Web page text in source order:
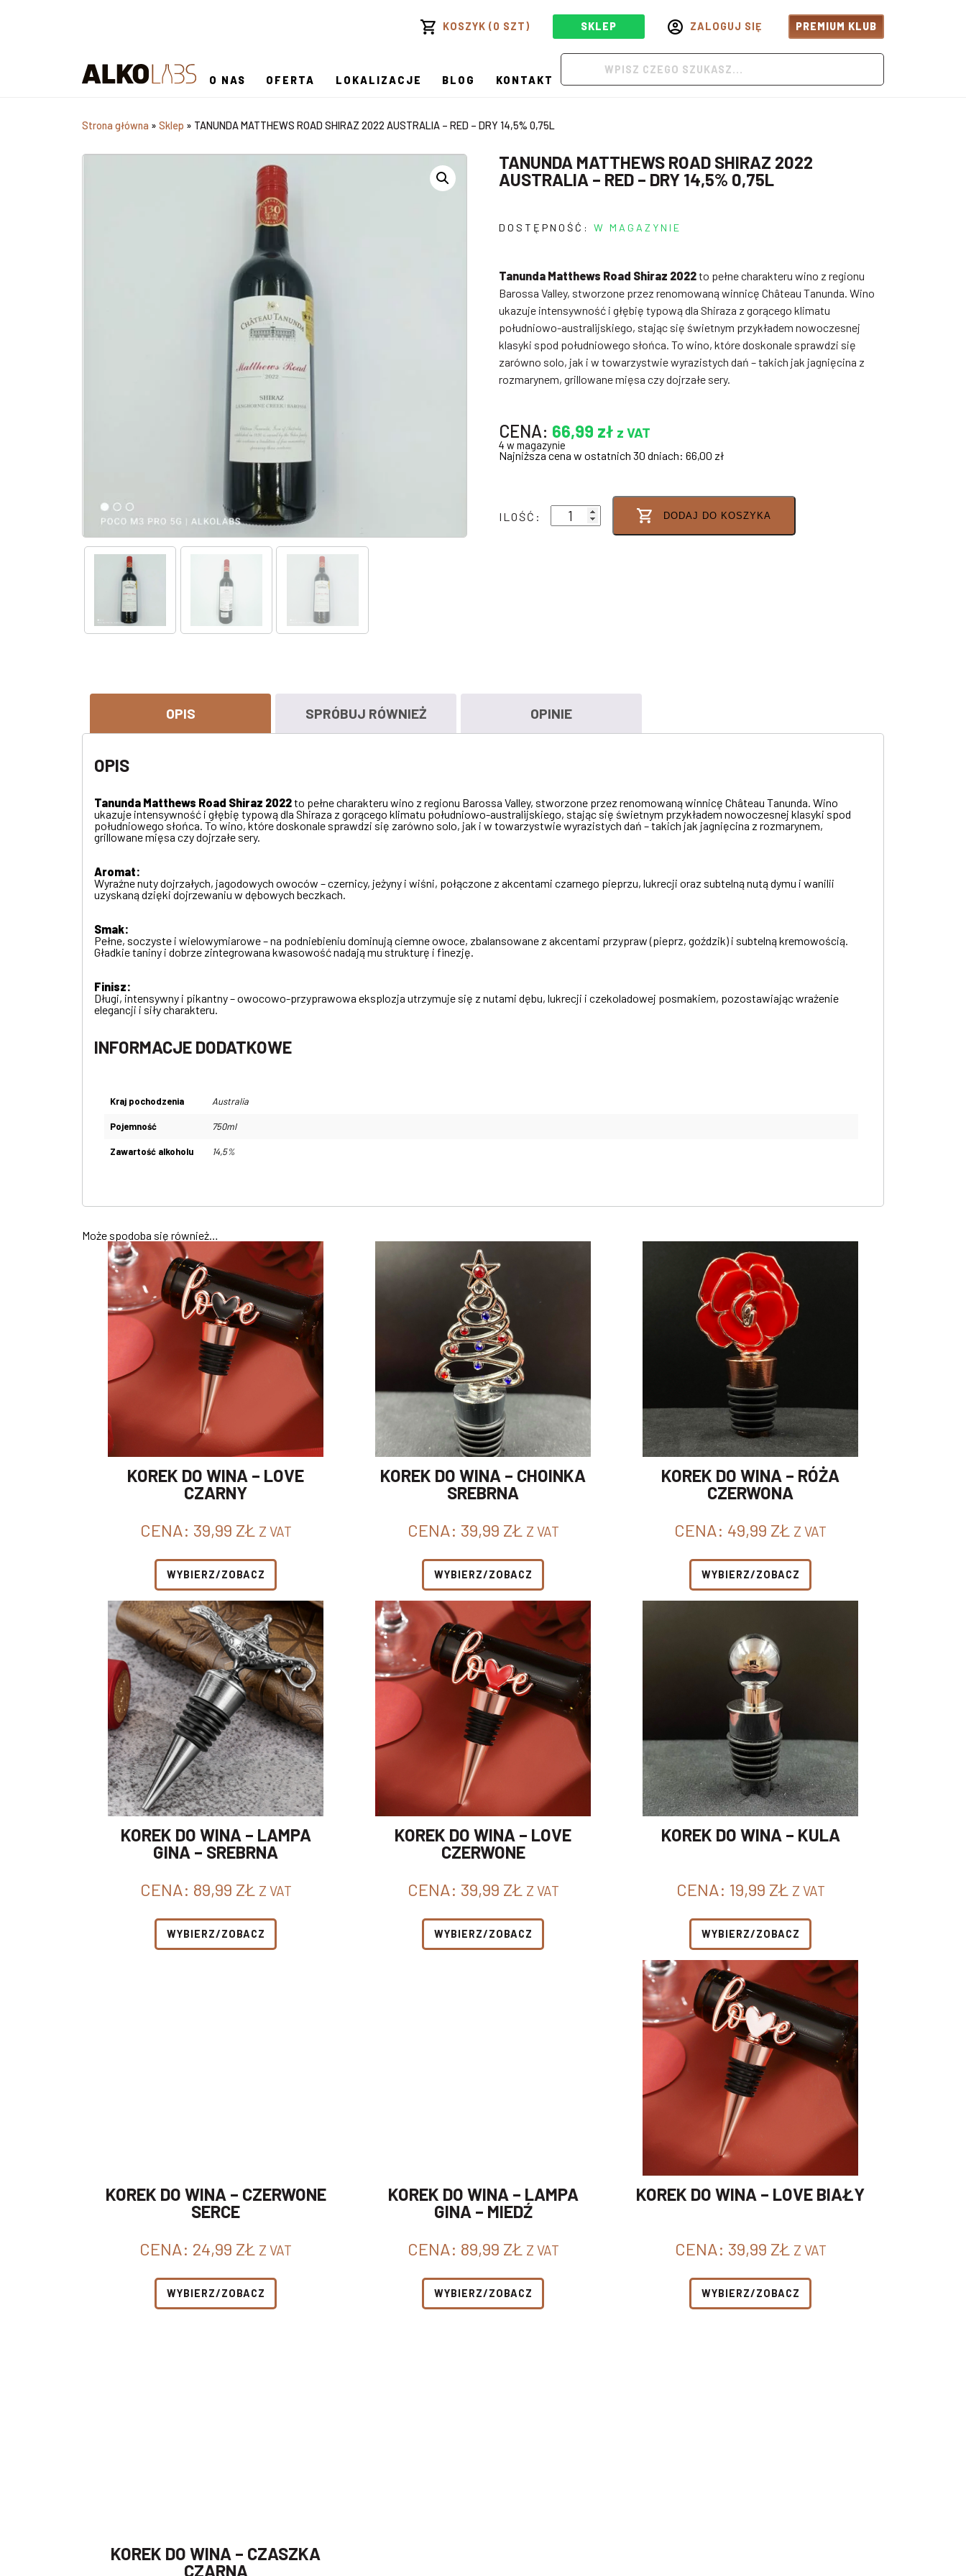
KOSZYK (0 SZT) SKLEP ZALOGUJ SIĘ PREMIUM KLUB
O NAS OFERTA LOKALIZACJE BLOG KONTAKT
Strona główna » Sklep » TANUNDA MATTHEWS ROAD SHIRAZ 2022 AUSTRALIA – RED – DRY 14,5% 0,75L
TANUNDA MATTHEWS ROAD SHIRAZ 2022
AUSTRALIA – RED – DRY 14,5% 0,75L
DOSTĘPNOŚĆ:W MAGAZYNIE
Tanunda Matthews Road Shiraz 2022to pełne charakteru wino z regionu
Barossa Valley, stworzone przez renomowaną winnicę Château Tanunda. Wino
ukazuje intensywność i głębię typową dla Shiraza z gorącego klimatu
południowo-australijskiego, stając się świetnym przykładem nowoczesnej
klasyki spod południowego słońca. To wino, które doskonale sprawdzi się
zarówno solo, jak i w towarzystwie wyrazistych dań – takich jak jagnięcina z
rozmarynem, grillowane mięsa czy dojrzałe sery.
CENA: 66,99 zł z VAT
4 w magazynie
Najniższa cena w ostatnich 30 dniach:66,00 zł
ILOŚĆ:
ilość
TANUNDA
DODAJ DO KOSZYKA
OPIS SPRÓBUJ RÓWNIEŻ OPINIE
OPIS
Tanunda Matthews Road Shiraz 2022to pełne charakteru wino z regionu Barossa Valley, stworzone przez renomowaną winnicę Château Tanunda. Wino
ukazuje intensywność i głębię typową dla Shiraza z gorącego klimatu południowo-australijskiego, stając się świetnym przykładem nowoczesnej klasyki spod
południowego słońca. To wino, które doskonale sprawdzi się zarówno solo, jak i w towarzystwie wyrazistych dań – takich jak jagnięcina z rozmarynem,
grillowane mięsa czy dojrzałe sery.
Aromat:
Wyraźne nuty dojrzałych, jagodowych owoców – czernicy, jeżyny i wiśni, połączone z akcentami czarnego pieprzu, lukrecji oraz subtelną nutą dymu i wanilii
uzyskaną dzięki dojrzewaniu w dębowych beczkach.
Smak:
Pełne, soczyste i wielowymiarowe – na podniebieniu dominują ciemne owoce, zbalansowane z akcentami przypraw (pieprz, goździk) i subtelną kremowością.
Gładkie taniny i dobrze zintegrowana kwasowość nadają mu strukturę i finezję.
Finisz:
Długi, intensywny i pikantny – owocowo-przyprawowa eksplozja utrzymuje się z nutami dębu, lukrecji i czekoladowej posmakiem, pozostawiając wrażenie
elegancji i siły charakteru.
INFORMACJE DODATKOWE
Kraj pochodzenia Australia
Pojemność 750ml
Zawartość alkoholu 14,5%
Może spodoba się również…
KOREK DO WINA – LOVE
CZARNY
CENA: 39,99 ZŁ Z VAT
WYBIERZ/ZOBACZ
KOREK DO WINA – CHOINKA
SREBRNA
CENA: 39,99 ZŁ Z VAT
WYBIERZ/ZOBACZ
KOREK DO WINA – RÓŻA
CZERWONA
CENA: 49,99 ZŁ Z VAT
WYBIERZ/ZOBACZ
KOREK DO WINA – LAMPA
GINA – SREBRNA
CENA: 89,99 ZŁ Z VAT
WYBIERZ/ZOBACZ
KOREK DO WINA – LOVE
CZERWONE
CENA: 39,99 ZŁ Z VAT
WYBIERZ/ZOBACZ
KOREK DO WINA – KULA
CENA: 19,99 ZŁ Z VAT
WYBIERZ/ZOBACZ
KOREK DO WINA – CZERWONE
SERCE
CENA: 24,99 ZŁ Z VAT
WYBIERZ/ZOBACZ
KOREK DO WINA – LAMPA
GINA – MIEDŹ
CENA: 89,99 ZŁ Z VAT
WYBIERZ/ZOBACZ
KOREK DO WINA – LOVE BIAŁY
CENA: 39,99 ZŁ Z VAT
WYBIERZ/ZOBACZ
KOREK DO WINA – CZASZKA
CZARNA